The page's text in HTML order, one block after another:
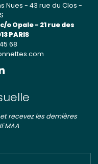
Nues - 43 rue du Clos -
o Opale - 21 rue des
PARIS
68
recevez les dernières